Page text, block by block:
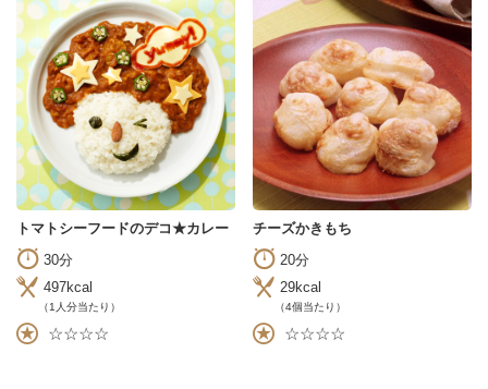
トマトシーフードのデコ★カレー
30分
497kcal
（1人分当たり）
☆☆☆☆
チーズかきもち
20分
29kcal
（4個当たり）
☆☆☆☆